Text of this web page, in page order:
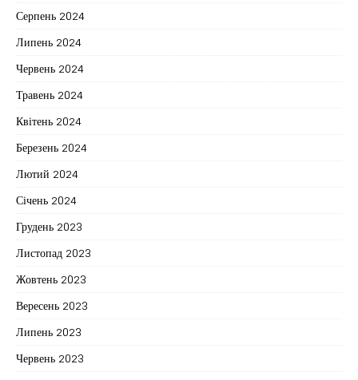
Серпень 2024
Липень 2024
Червень 2024
Травень 2024
Квітень 2024
Березень 2024
Лютий 2024
Січень 2024
Грудень 2023
Листопад 2023
Жовтень 2023
Вересень 2023
Липень 2023
Червень 2023